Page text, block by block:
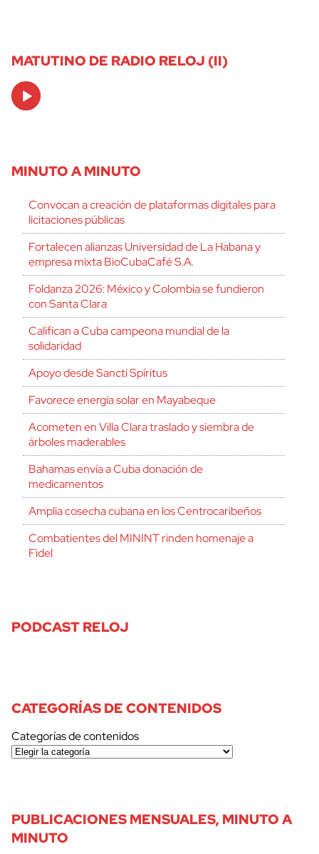
MATUTINO DE RADIO RELOJ (II)
Audio
Player
MINUTO A MINUTO
Convocan a creación de plataformas digitales para
licitaciones públicas
Fortalecen alianzas Universidad de La Habana y
empresa mixta BioCubaCafé S.A.
Foldanza 2026: México y Colombia se fundieron
con Santa Clara
Califican a Cuba campeona mundial de la
solidaridad
Apoyo desde Sancti Spíritus
Favorece energía solar en Mayabeque
Acometen en Villa Clara traslado y siembra de
árboles maderables
Bahamas envía a Cuba donación de
medicamentos
Amplia cosecha cubana en los Centrocaribeños
Combatientes del MININT rinden homenaje a
Fidel
PODCAST RELOJ
CATEGORÍAS DE CONTENIDOS
Categorías de contenidos
PUBLICACIONES MENSUALES, MINUTO A
MINUTO